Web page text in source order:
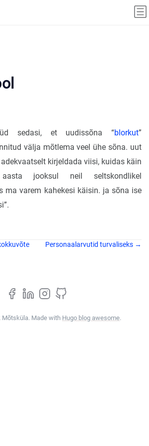
sedasi, et uudissõna “blorkut”
välja mõtlema veel ühe sõna. uut
kirjeldada viisi, kuidas käin
jooksul neil seltskondlikel
ma varem kahekesi käisin. ja sõna ise
Personaalarvutid turvaliseks →
Mõtsküla. Made with Hugo blog awesome.